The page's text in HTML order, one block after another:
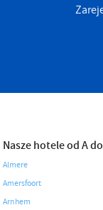
Nasze hotele od A
Almere
Amersfoort
Arnhem